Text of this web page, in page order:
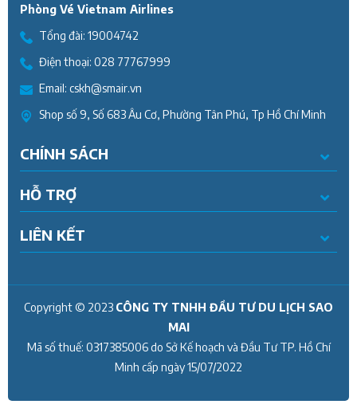
Phòng Vé Vietnam Airlines
Tổng đài: 19004742
Điện thoại: 028 77767999
Email: cskh@smair.vn
Shop số 9, Số 683 Âu Cơ, Phường Tân Phú, Tp Hồ Chí Minh
CHÍNH SÁCH
HỖ TRỢ
LIÊN KẾT
Copyright © 2023 CÔNG TY TNHH ĐẦU TƯ DU LỊCH SAO
MAI
Mã số thuế: 0317385006do Sở Kế hoạch và Đầu Tư TP. Hồ Chí
Minh cấp ngày15/07/2022